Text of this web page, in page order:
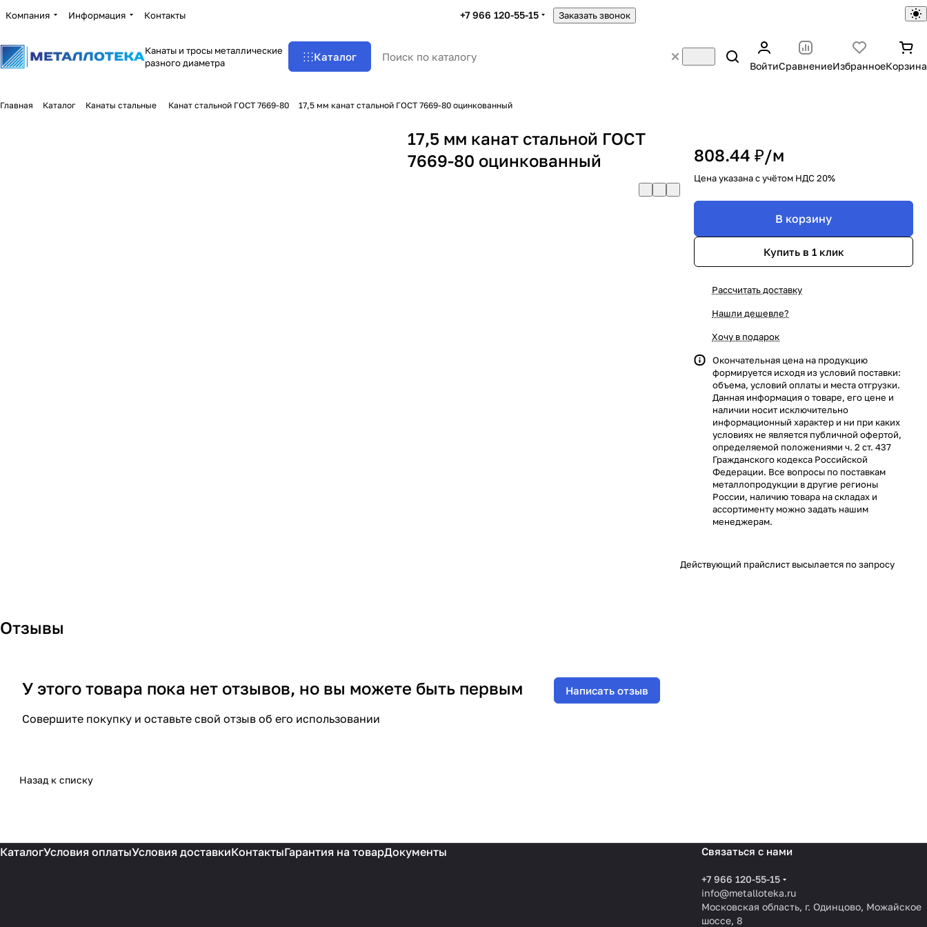
Компания Информация Контакты +7 966 120-55-15 Заказать звонок
Канаты и тросы металлические
разного диаметра
Каталог
ВойтиСравнениеИзбранноеКорзина
Главная Каталог Канаты стальные Канат стальной ГОСТ 7669-80 17,5 мм канат стальной ГОСТ 7669-80 оцинкованный
17,5 мм канат стальной ГОСТ
7669-80 оцинкованный
808.44 ₽/м
Цена указана с учётом НДС 20%
В корзину
Купить в 1 клик
Рассчитать доставку
Нашли дешевле?
Хочу в подарок
Окончательная цена на продукцию
формируется исходя из условий поставки:
объема, условий оплаты и места отгрузки.
Данная информация о товаре, его цене и
наличии носит исключительно
информационный характер и ни при каких
условиях не является публичной офертой,
определяемой положениями ч. 2 ст. 437
Гражданского кодекса Российской
Федерации. Все вопросы по поставкам
металлопродукции в другие регионы
России, наличию товара на складах и
ассортименту можно задать нашим
менеджерам.
Действующий прайслист высылается по запросу
Отзывы
У этого товара пока нет отзывов, но вы можете быть первым
Совершите покупку и оставьте свой отзыв об его использовании
Написать отзыв
Назад к списку
КаталогУсловия оплатыУсловия доставкиКонтактыГарантия на товарДокументы Связаться с нами
+7 966 120-55-15
info@metalloteka.ru
Московская область, г. Одинцово, Можайское
шоссе, 8